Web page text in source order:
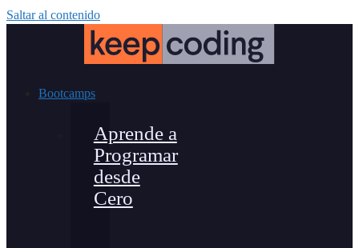
Saltar al contenido
Bootcamps
Aprende a
Programar
desde
Cero